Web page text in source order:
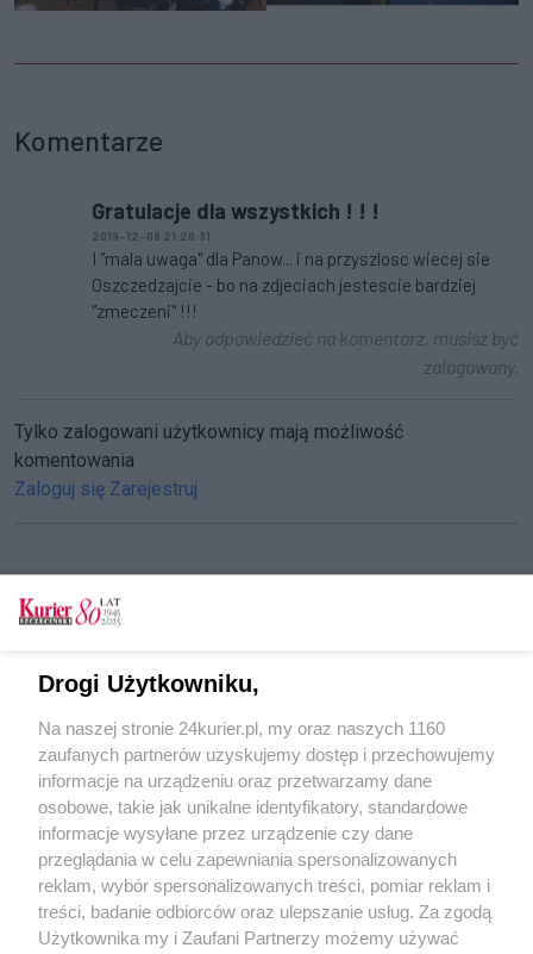
Komentarze
Gratulacje dla wszystkich ! ! !
2019-12-08 21:26:31
I "mala uwaga" dla Panow... i na przyszlosc wiecej sie
Oszczedzajcie - bo na zdjeciach jestescie bardziej
"zmeczeni" !!!
Aby odpowiedzieć na komentarz, musisz być
zalogowany.
Tylko zalogowani użytkownicy mają możliwość
komentowania
Zaloguj się Zarejestruj
CZYTAJ TAKŻE
Medale na małżeński jubileusz
Medale za Długoletnie Pożycie Małżeńskie
wręczone
POGODA
26℃
Drogi Użytkowniku,
Na naszej stronie 24kurier.pl, my oraz naszych 1160
zaufanych partnerów uzyskujemy dostęp i przechowujemy
informacje na urządzeniu oraz przetwarzamy dane
osobowe, takie jak unikalne identyfikatory, standardowe
informacje wysyłane przez urządzenie czy dane
przeglądania w celu zapewniania spersonalizowanych
reklam, wybór spersonalizowanych treści, pomiar reklam i
treści, badanie odbiorców oraz ulepszanie usług. Za zgodą
Użytkownika my i Zaufani Partnerzy możemy używać